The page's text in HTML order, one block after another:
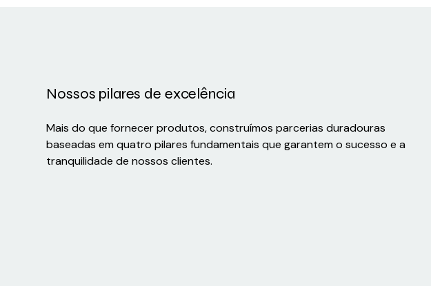
Nossos pilares de excelência
Mais do que fornecer produtos, construímos parcerias duradouras
baseadas em quatro pilares fundamentais que garantem o sucesso e a
tranquilidade de nossos clientes.